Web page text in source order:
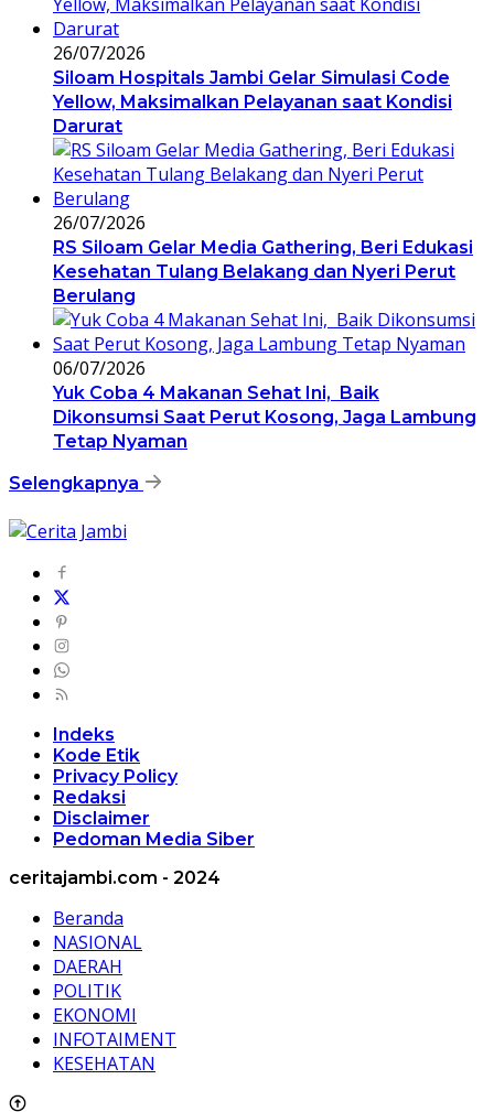
26/07/2026
Siloam Hospitals Jambi Gelar Simulasi Code
Yellow, Maksimalkan Pelayanan saat Kondisi
Darurat
26/07/2026
RS Siloam Gelar Media Gathering, Beri Edukasi
Kesehatan Tulang Belakang dan Nyeri Perut
Berulang
06/07/2026
Yuk Coba 4 Makanan Sehat Ini, Baik
Dikonsumsi Saat Perut Kosong, Jaga Lambung
Tetap Nyaman
Selengkapnya
Indeks
Kode Etik
Privacy Policy
Redaksi
Disclaimer
Pedoman Media Siber
ceritajambi.com - 2024
Beranda
NASIONAL
DAERAH
POLITIK
EKONOMI
INFOTAIMENT
KESEHATAN